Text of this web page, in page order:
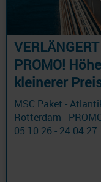
PROMO!
kleinerer
MSC Paket -
Rotterdam -
05.10.26 - 24.04.27